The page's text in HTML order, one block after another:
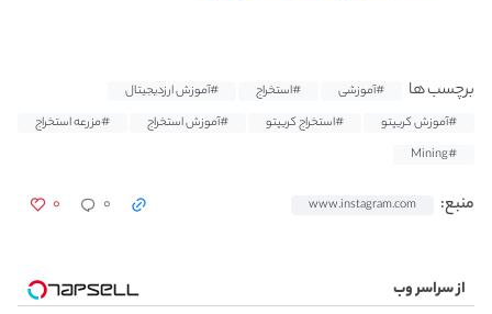
برچسب ها #آموزشی #استخراج
#آموزش ارزدیجیتال
#آموزش کریپتو
#استخراج کریپتو #آموزش استخراج
#مزرعه استخراج
#Mining
منبع: www.instagram.com ۰ ۰
از سراسر وب